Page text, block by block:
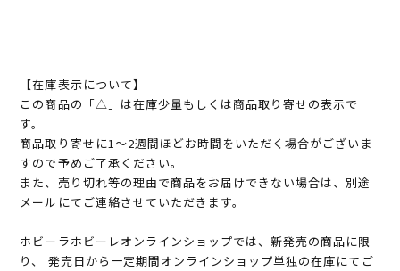
【在庫表示について】
この商品の「△」は在庫少量もしくは商品取り寄せの表示で
す。
商品取り寄せに1～2週間ほどお時間をいただく場合がございま
すので予めご了承ください。
また、売り切れ等の理由で商品をお届けできない場合は、別途
メールにてご連絡させていただきます。
ホビーラホビーレオンラインショップでは、新発売の商品に限
り、 発売日から一定期間オンラインショップ単独の在庫にてご